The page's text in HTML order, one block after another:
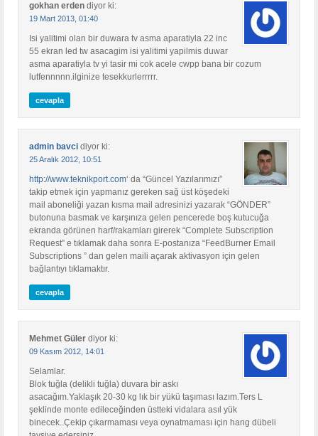
gokhan erden diyor ki:
19 Mart 2013, 01:40
Isi yalitimi olan bir duwara tv asma aparatiyla 22 inc
55 ekran led tw asacagim isi yalitimi yapilmis duwar
asma aparatiyla tv yi tasir mi cok acele cwpp bana bir cozum
lutfennnnn.ilginize tesekkurlerrrrr.
cevapla
admin bavci diyor ki:
25 Aralık 2012, 10:51
http://www.teknikport.com‘ da “Güncel Yazılarımızı”
takip etmek için yapmanız gereken sağ üst köşedeki
mail aboneliği yazan kısma mail adresinizi yazarak “GÖNDER”
butonuna basmak ve karşınıza gelen pencerede boş kutucuğa
ekranda görünen harf/rakamları girerek “Complete Subscription
Request” e tıklamak daha sonra E-postanıza “FeedBurner Email
Subscriptions ” dan gelen maili açarak aktivasyon için gelen
bağlantıyı tıklamaktır.
cevapla
Mehmet Güler diyor ki:
09 Kasım 2012, 14:01
Selamlar.
Blok tuğla (delikli tuğla) duvara bir askı
asacağım.Yaklaşık 20-30 kg lık bir yükü taşıması lazım.Ters L
şeklinde monte edileceğinden üstteki vidalara asıl yük
binecek..Çekip çıkarmaması veya oynatmaması için hang dübeli